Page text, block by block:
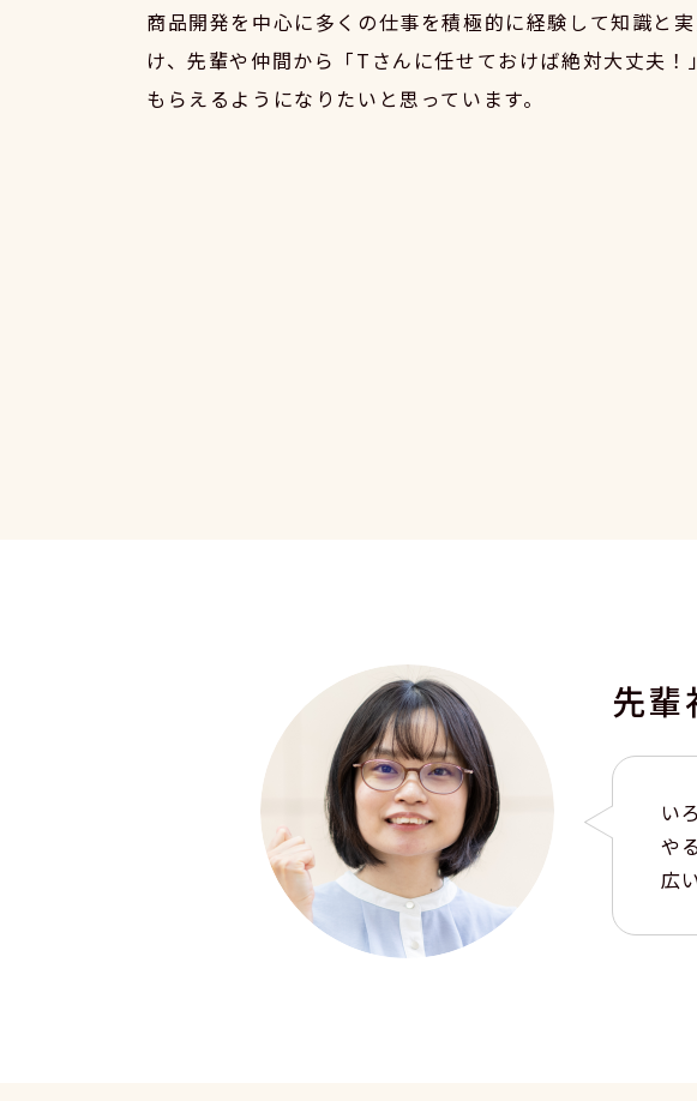
商品開発を中心に多くの仕事を積極的に経験して知識と
け、先輩や仲間から「Tさんに任せておけば絶対大丈夫！
もらえるようになりたいと思っています。
先輩
い
や
広